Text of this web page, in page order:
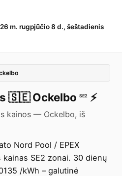
m. rugpjūčio 8 d., šeštadienis
🇸🇪 Ockelbo SE2 ⚡️
kainos — Ockelbo, iš
Nord Pool / EPEX
SE2 zonai. 30 dienų
/kWh – galutinė